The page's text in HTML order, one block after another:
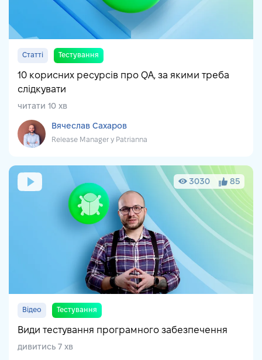
Статті Тестування
10 корисних ресурсів про QA, за якими треба
слідкувати
читати 10 хв
Вячеслав Сахаров
Release Manager у Patrianna
3030 85
Відео Тестування
Види тестування програмного забезпечення
дивитись 7 хв